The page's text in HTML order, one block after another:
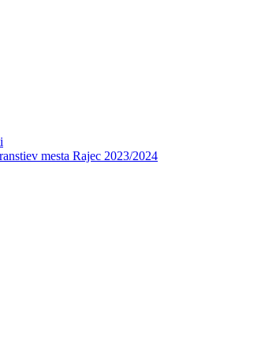
mesta Rajec 2023/2024